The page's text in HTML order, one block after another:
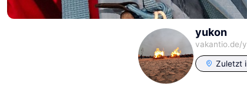
yukon
vakantio.de/
Zuletzt